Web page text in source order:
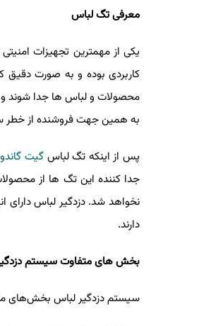
معرفی تگ لباس
یکی از مهمترین تجهیزات
کاربردی بوده و به صورت دقیق
محصولات و لباس ها جدا شوند و
به همین جهت فروشنده از خطر
پس از اینکه تگ لباسگیت گاندو
جدا کننده این تگ ها از
نخواهد شد. دزدگیر لباس دارای
دارند.
بخش های متفاوت سیستم دزدگیر
سیستم دزدگیر لباس بخش‌های